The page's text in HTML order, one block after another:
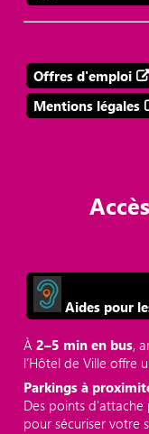
Offres d'emploi
Mentions légales
Aides pour
À2–5 min en bus,
l’Hôtel de Ville offre
Parkings à
Des points
pour sécuriser votre